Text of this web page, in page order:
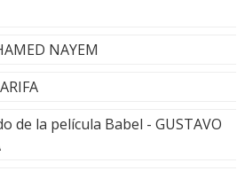
NAYEM
de la película Babel - GUSTAVO